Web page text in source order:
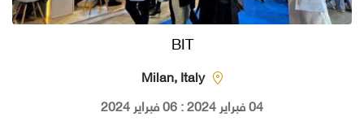
BIT
Milan, Italy
04 فبراير 2024 : 06 فبراير 2024